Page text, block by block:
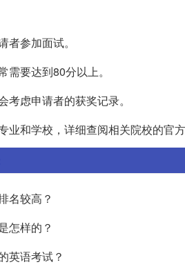
参加面试。
要达到80分以上。
虑申请者的获奖记录。
业和学校，详细查阅相关院校的官
名较高？
怎样的？
英语考试？